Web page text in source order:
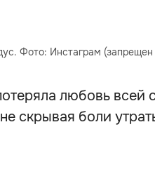
Фото: Инстаграм
любовь
скрывая боли